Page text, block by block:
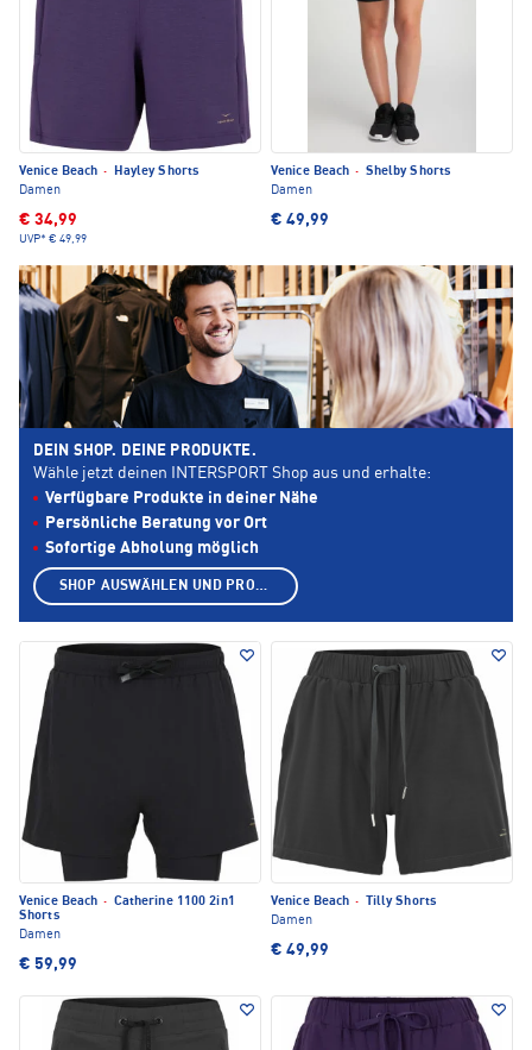
Venice Beach ·
Hayley Shorts
Damen
€ 34,99
UVP* € 49,99
Venice Beach · Shelby Shorts
Damen
€ 49,99
Venice Beach · Catherine 1100 2in1
Shorts
Damen
€ 59,99
Venice Beach ·
Tilly Shorts
Damen
€ 49,99
DEIN SHOP. DEINE PRODUKTE.
Wähle jetzt deinen INTERSPORT Shop aus und erhalte:
Verfügbare Produkte in deiner Nähe
Persönliche Beratung vor Ort
Sofortige Abholung möglich
SHOP AUSWÄHLEN UND PRODUKTE ANZEIGEN